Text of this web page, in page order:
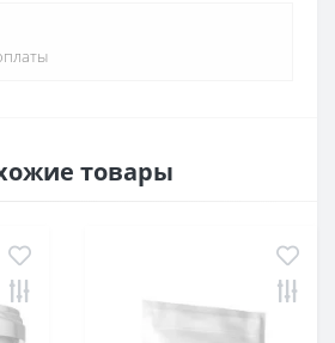
товары